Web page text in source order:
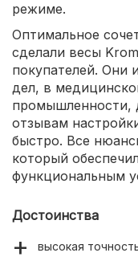
режиме.
Оптимальное
сделали весы
покупателей. Они
дел, в
промышленности,
отзывам
быстро. Все
который
функциональным
Достоинства
высокая